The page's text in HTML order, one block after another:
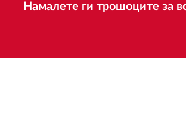
Намалете ги трошоците за